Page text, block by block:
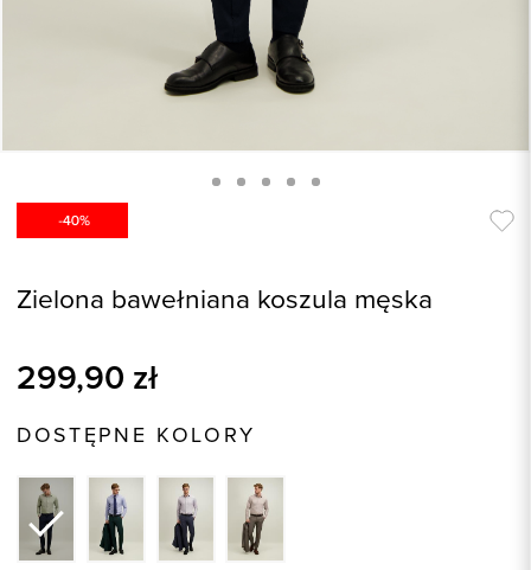
Zielona bawełniana koszula męska
299,90 zł
DOSTĘPNE KOLORY